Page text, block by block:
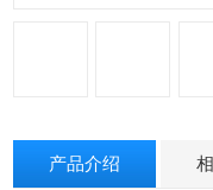
产品介绍